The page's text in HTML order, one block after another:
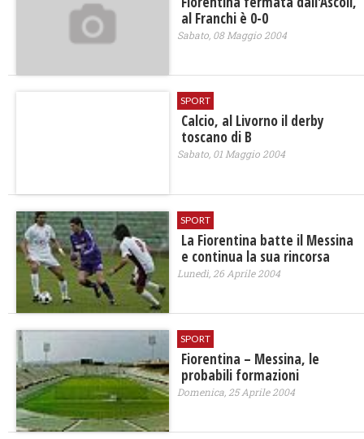
al Franchi è 0-0
Sabato, 08 Maggio 2004
SPORT
Calcio, al Livorno il derby
toscano di B
Sabato, 01 Maggio 2004
SPORT
La Fiorentina batte il Messina
e continua la sua rincorsa
Lunedì, 26 Aprile 2004
SPORT
Fiorentina – Messina, le
probabili formazioni
Domenica, 25 Aprile 2004